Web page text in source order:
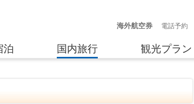
海外航空券
電話予約
泊 国内旅行 観光プラン